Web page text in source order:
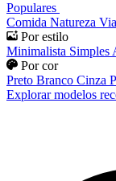
Populares
Comida Natureza
Por estilo
Minimalista Simples
Por cor
Preto Branco Cinza
Explorar modelos